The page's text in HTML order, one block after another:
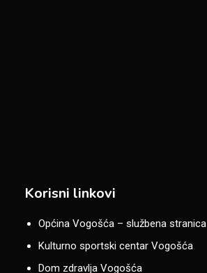
Korisni linkovi
Općina Vogošća – službena stranica
Kulturno sportski centar Vogošća
Dom zdravlja Vogošća